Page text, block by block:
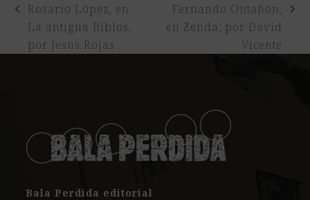
previous
post:
Rosario López, en
La antigua Biblos,
por Jesús Rojas
next
post:
Fernando Ontañón,
en Zenda, por David
Vicente
Bala Perdida editorial